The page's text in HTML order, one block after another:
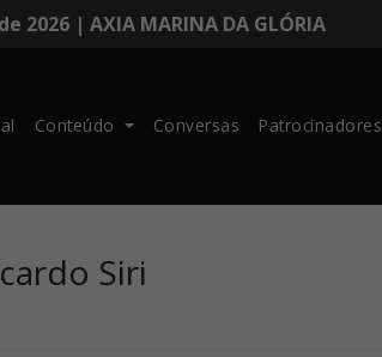
2026 | AXIA MARINA DA GLÓRIA
Conteúdo Conversas Patrocinadores
Siri